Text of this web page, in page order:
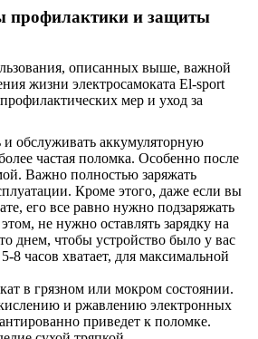
профилактики и защиты
описанных выше, важной
жизни электросамоката El-sport
мер и уход за
и обслуживать аккумуляторную
частая поломка. Особенно после
Важно полностью заряжать
Кроме этого, даже если вы
его все равно нужно подзаряжать
не нужно оставлять зарядку на
днем, чтобы устройство было у вас
8 часов хватает, для максимальной
в грязном или мокром состоянии.
и ржавлению электронных
приведет к поломке.